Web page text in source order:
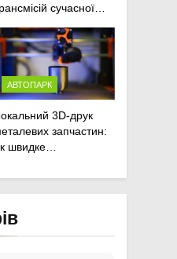
сучасної
АВТОПАРК
3D-друк
запчастин:
швидке